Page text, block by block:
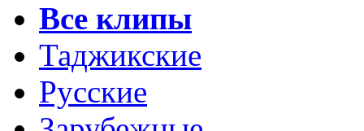
Все клипы
Таджикские
Русские